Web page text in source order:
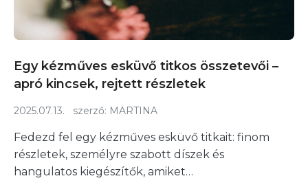
Egy kézműves esküvő titkos összetevői –
apró kincsek, rejtett részletek
2025.07.13. szerző: MARTINA
Fedezd fel egy kézműves esküvő titkait: finom
részletek, személyre szabott díszek és
hangulatos kiegészítők, amiket…